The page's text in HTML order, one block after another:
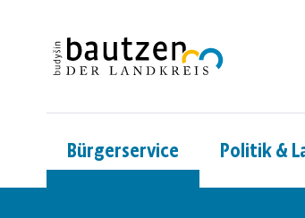
Bürgerservice Politik &